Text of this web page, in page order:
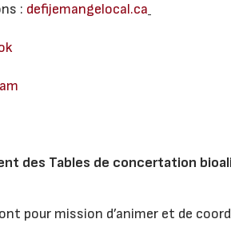
: defijemangelocal.ca
des Tables de concertation
ont pour mission d’animer et de